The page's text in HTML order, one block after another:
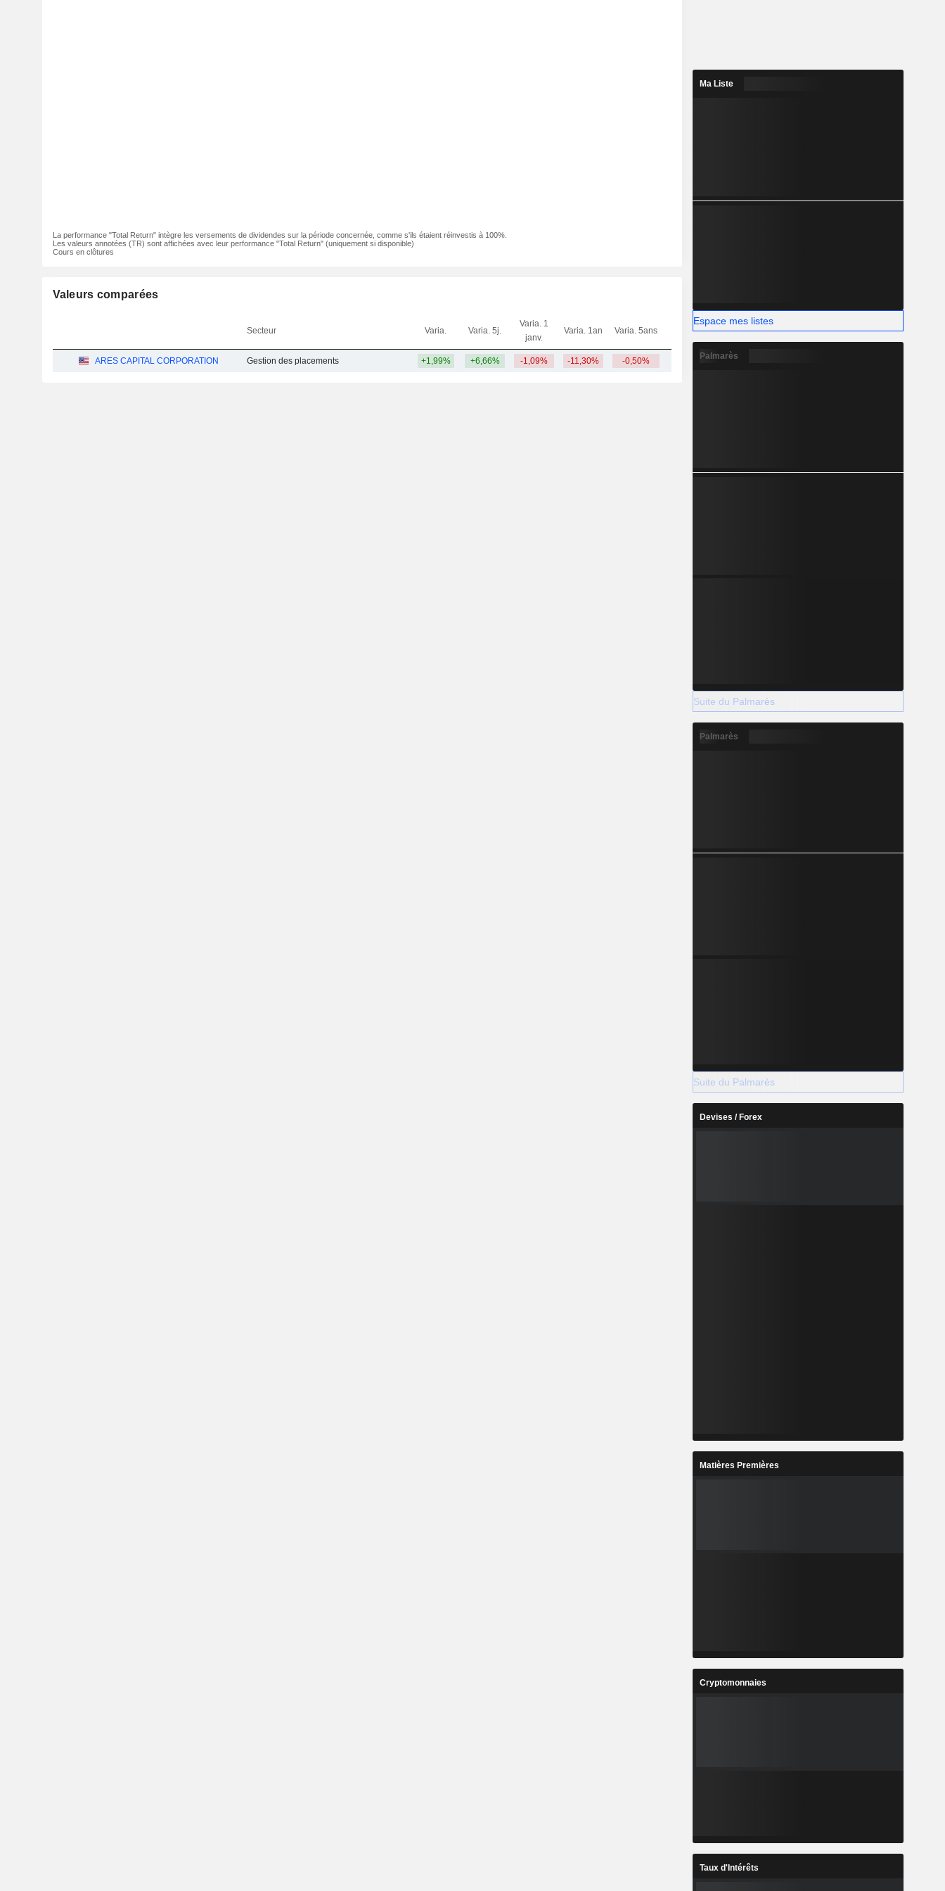
La performance "Total Return" intègre les versements de dividendes sur la période concernée, comme s'ils étaient réinvestis à 100%.
Les valeurs annotées (TR) sont affichées avec leur performance "Total Return" (uniquement si disponible)
Cours en clôtures
Valeurs comparées
Secteur Varia. Varia. 5j.
Varia. 1
janv.
Varia. 1an Varia. 5ans Capi. CT MT LT
ARES CAPITAL CORPORATION Gestion des placements +1,99% +6,66% -1,09% -11,30% -0,50% 14,37 Md
Ma Liste
Espace mes listes
Palmarès
Suite du Palmarès
Palmarès
Suite du Palmarès
Devises / Forex
Matières Premières
Cryptomonnaies
Taux d'Intérêts